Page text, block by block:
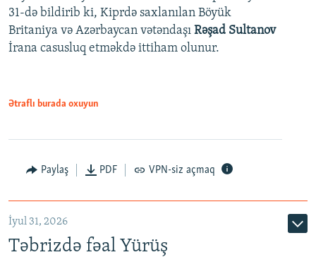
31-də bildirib ki, Kiprdə saxlanılan Böyük
Britaniya və Azərbaycan vətəndaşı Rəşad Sultanov
İrana casusluq etməkdə ittiham olunur.
Ətraflı burada oxuyun
Paylaş PDF VPN-siz açmaq
İyul 31, 2026
Təbrizdə fəal Yürüş